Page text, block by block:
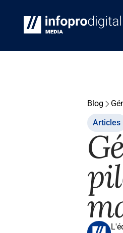
Blog
Articles